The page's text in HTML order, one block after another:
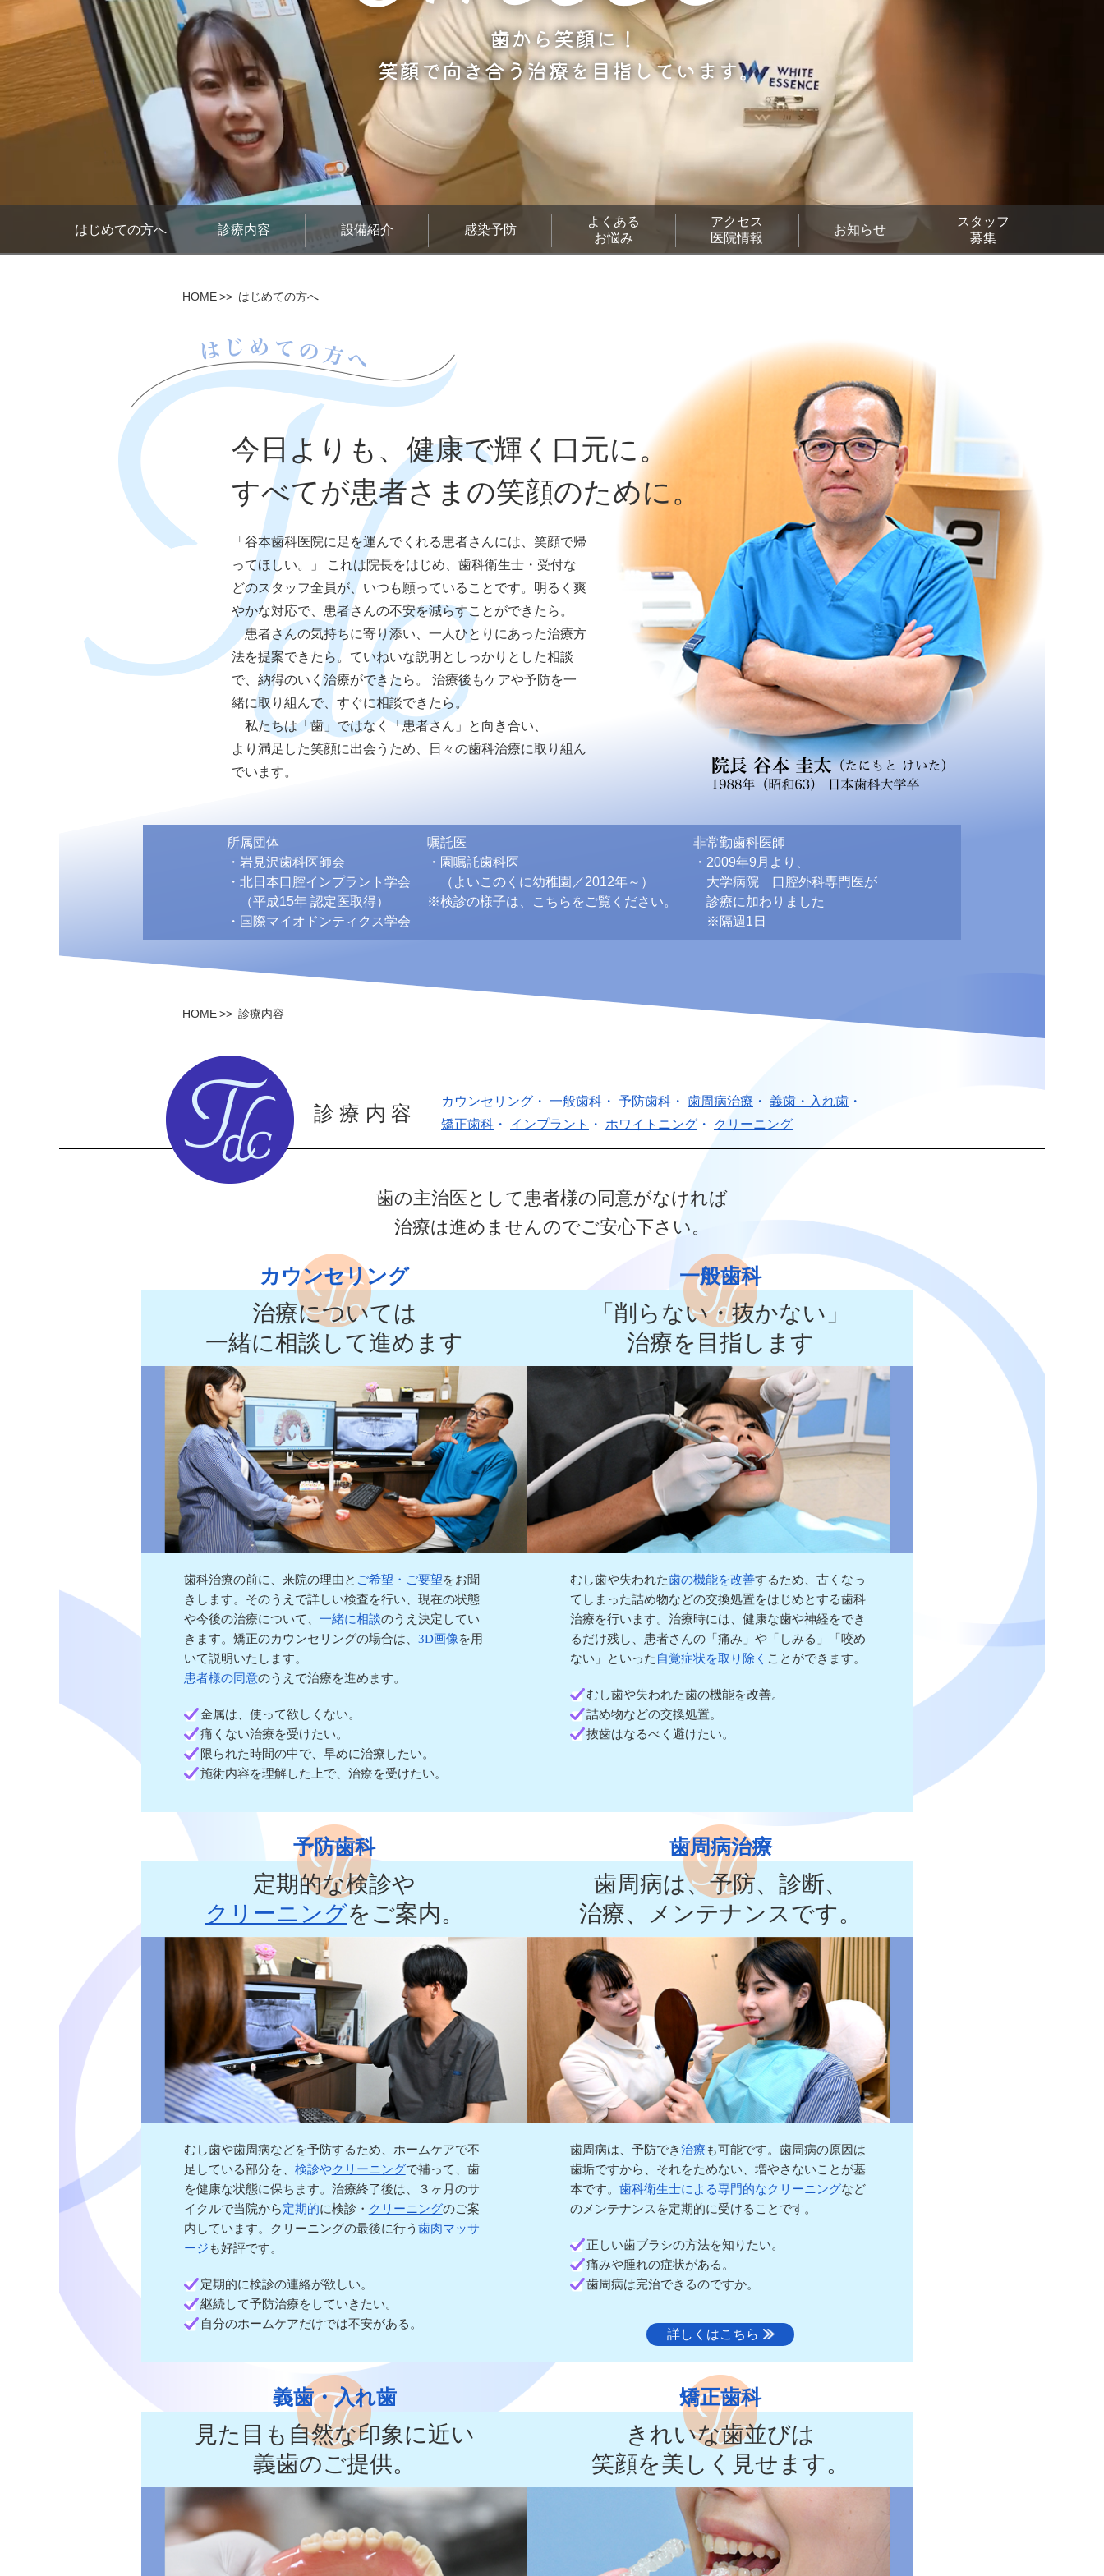
はじめての方へ 診療内容 設備紹介 感染予防
よくある
お悩み
アクセス
医院情報
お知らせ
スタッフ
募集
HOME はじめての方へ
今日よりも、健康で輝く口元に。
すべてが患者さまの笑顔のために。
「谷本歯科医院に足を運んでくれる患者さんには、笑顔で帰
ってほしい。」 これは院長をはじめ、歯科衛生士・受付な
どのスタッフ全員が、いつも願っていることです。明るく爽
やかな対応で、患者さんの不安を減らすことができたら。
患者さんの気持ちに寄り添い、一人ひとりにあった治療方
法を提案できたら。ていねいな説明としっかりとした相談
で、納得のいく治療ができたら。 治療後もケアや予防を一
緒に取り組んで、すぐに相談できたら。
私たちは「歯」ではなく「患者さん」と向き合い、
より満足した笑顔に出会うため、日々の歯科治療に取り組ん
でいます。
所属団体
・岩見沢歯科医師会
・北日本口腔インプラント学会
（平成15年 認定医取得）
・国際マイオドンティクス学会
嘱託医
・園嘱託歯科医
（よいこのくに幼稚園／2012年～）
※検診の様子は、こちらをご覧ください。
非常勤歯科医師
・2009年9月より、
大学病院 口腔外科専門医が
診療に加わりました
※隔週1日
HOME 診療内容
診療内容
カウンセリング ・ 一般歯科 ・ 予防歯科 ・ 歯周病治療 ・ 義歯・入れ歯 ・
矯正歯科 ・ インプラント ・ ホワイトニング ・ クリーニング
歯の主治医として患者様の同意がなければ
治療は進めませんのでご安心下さい。
カウンセリング
治療については
一緒に相談して進めます
歯科治療の前に、来院の理由と ご希望・ご要望をお聞
きします。そのうえで詳しい検査を行い、現在の状態
や今後の治療について、 一緒に相談のうえ決定してい
きます。矯正のカウンセリングの場合は、 3D画像を用
いて説明いたします。
患者様の同意のうえで治療を進めます。
金属は、使って欲しくない。
痛くない治療を受けたい。
限られた時間の中で、早めに治療したい。
施術内容を理解した上で、治療を受けたい。
一般歯科
「削らない・抜かない」
治療を目指します
むし歯や失われた歯の機能を改善するため、古くなっ
てしまった詰め物などの交換処置をはじめとする歯科
治療を行います。治療時には、健康な歯や神経をでき
るだけ残し、患者さんの「痛み」や「しみる」「咬め
ない」といった 自覚症状を取り除く ことができます。
むし歯や失われた歯の機能を改善。
詰め物などの交換処置。
抜歯はなるべく避けたい。
予防歯科
定期的な検診や
クリーニングをご案内。
むし歯や歯周病などを予防するため、ホームケアで不
足している部分を、 検診やクリーニングで補って、歯
を健康な状態に保ちます。治療終了後は、３ヶ月のサ
イクルで当院から定期的に検診・ クリーニングのご案
内しています。クリーニングの最後に行う 歯肉マッサ
ージ も好評です。
定期的に検診の連絡が欲しい。
継続して予防治療をしていきたい。
自分のホームケアだけでは不安がある。
歯周病治療
歯周病は、予防、診断、
治療、メンテナンスです。
歯周病は、予防でき治療 も可能です。歯周病の原因は
歯垢ですから、それをためない、増やさないことが基
本です。 歯科衛生士による専門的なクリーニングなど
のメンテナンスを定期的に受けることです。
正しい歯ブラシの方法を知りたい。
痛みや腫れの症状がある。
歯周病は完治できるのですか。
詳しくはこちら
義歯・入れ歯
見た目も自然な印象に近い
義歯のご提供。
矯正歯科
きれいな歯並びは
笑顔を美しく見せます。